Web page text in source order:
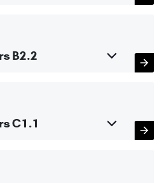
B2.2
C1.1